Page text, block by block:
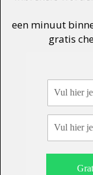
een minuut
gratis